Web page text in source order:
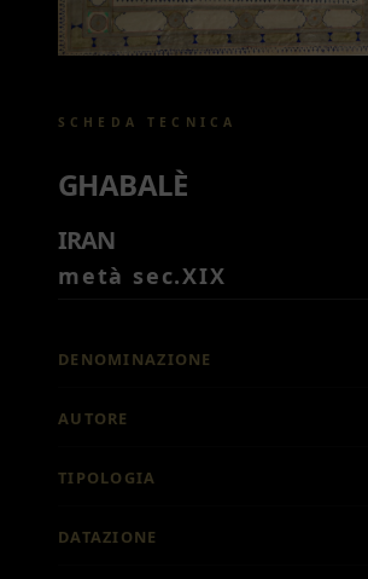
SCHEDA TECNICA
GHABALÈ
IRAN
metà sec.XIX
DENOMINAZIONE
AUTORE
TIPOLOGIA
DATAZIONE